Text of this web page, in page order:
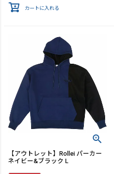
カートに入れる
【アウトレット】Rollei パーカー
ネイビー&ブラック L